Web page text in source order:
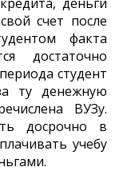
счет после
факта
достаточно
студент
ту денежную
ВУЗу.
досрочно в
учебу